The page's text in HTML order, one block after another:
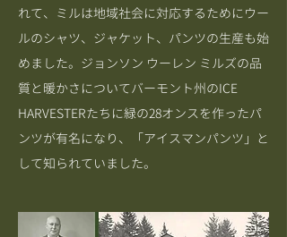
れて、ミルは地域社会に対応するためにウー
ルのシャツ、ジャケット、パンツの生産も始
めました。ジョンソン ウーレン ミルズの品
質と暖かさについてバーモント州のICE
HARVESTERたちに緑の28オンスを作ったパ
ンツが有名になり、「アイスマンパンツ」と
して知られていました。